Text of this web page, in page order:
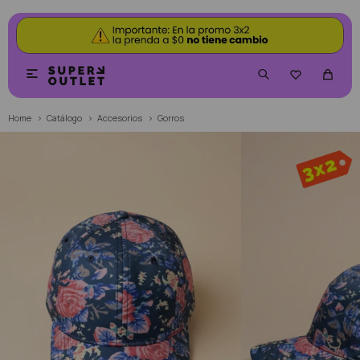


Home Catálogo Accesorios Gorros